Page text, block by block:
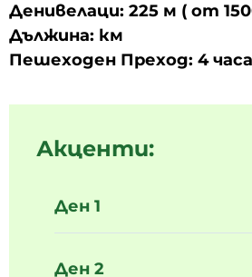
Денивелаци: 225 м ( от
Дължина: км
Пешеходен Преход: 4
Акценти:
Ден 1
Ден 2